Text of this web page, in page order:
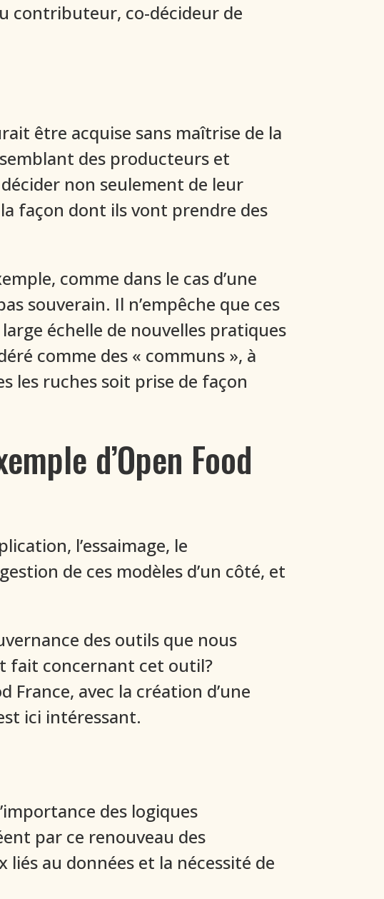
contributeur, co-décideur de
être acquise sans maîtrise de la
des producteurs et
non seulement de leur
façon dont ils vont prendre des
comme dans le cas d’une
souverain. Il n’empêche que ces
échelle de nouvelles pratiques
comme des « communs », à
les ruches soit prise de façon
d’Open Food
l’essaimage, le
de ces modèles d’un côté, et
des outils que nous
fait concernant cet outil?
France, avec la création d’une
ici intéressant.
des logiques
par ce renouveau des
au données et la nécessité de